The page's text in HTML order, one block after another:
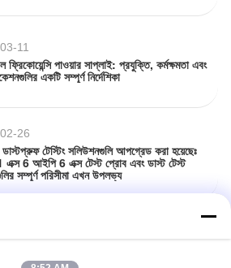
11
ফ্রিকোয়েন্সি পাওয়ার সাপ্লাই: প্রযুক্তি, কর্মক্ষমতা এবং
একটি সম্পূর্ণ নির্দেশিকা
26
ডাস্টপ্রুফ টেস্টিং সলিউশনগুলি আপগ্রেড করা হয়েছেঃ
6 আইপি 6 এক্স টেস্ট প্রোব এবং ডাস্ট টেস্ট
সম্পূর্ণ পরিসীমা এখন উপলভ্য
আইইসি 60068-2-75 স্ট্যান্ডার্ডের ভিত্তিতে